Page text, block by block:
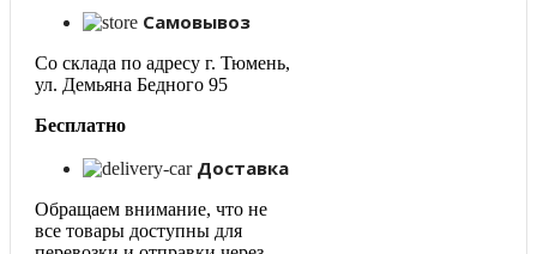
ПРОГРЕСС
R50
5Вт
Е14
(Белый
Самовывоз
Со склада по адресу г. Тюмень,
ул. Демьяна Бедного 95
Бесплатно
Доставка
Обращаем внимание, что не
все товары доступны для